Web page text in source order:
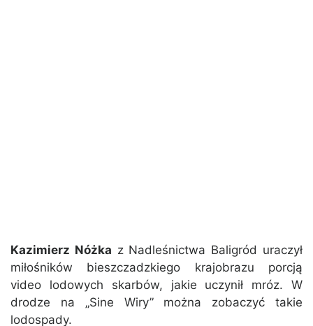
Kazimierz Nóżka z Nadleśnictwa Baligród uraczył
miłośników bieszczadzkiego krajobrazu porcją
video lodowych skarbów, jakie uczynił mróz. W
drodze na „Sine Wiry” można zobaczyć takie
lodospady.